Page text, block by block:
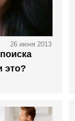
26 июня 2013
это?